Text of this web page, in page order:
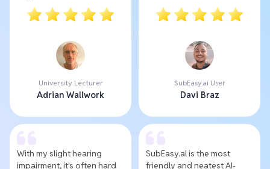
University Lecturer
Adrian Wallwork
SubEasy.ai User
Davi Braz
With my slight hearing
impairment, it's often hard
SubEasy.al is the most
friendly and neatest AI-